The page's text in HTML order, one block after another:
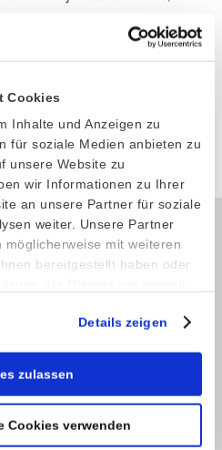
Cookies
Inhalte und Anzeigen zu
für soziale Medien anbieten zu
unsere Website zu
wir Informationen zu Ihrer
an unsere Partner für soziale
weiter. Unsere Partner
mit weiteren
bereitgestellt haben oder
Details zeigen
zulassen
Cookies verwenden
Artikel-Nr. 7421008